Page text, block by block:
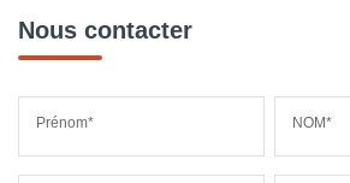
Nous contacter
Prénom* NOM*